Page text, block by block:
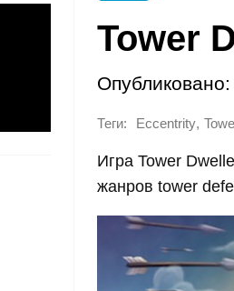
Tower
Опубликовано:
Теги: Eccentrity,
Игра Tower
жанров tower